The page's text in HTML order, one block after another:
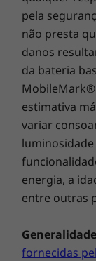
Placa
A placa
edição de
mais
pela
não presta
danos
da bateria
MobileMark®
estimativa
variar
luminosidade
energia, a
entre outras
fornecidas